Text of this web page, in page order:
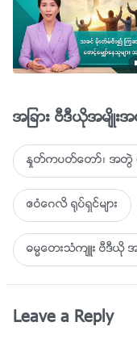
အျခား ဗီဒီယိုအမ်ိဳးအ
ႏႈတ္ကပတ္ေတာ္၊ အတြဲ (
ဧဝံေဂလိ ႐ုပ္ရွင္မ်ား
ဓမၼေတးသံက်ဴး ဗီဒီယို အ
Leave a Reply